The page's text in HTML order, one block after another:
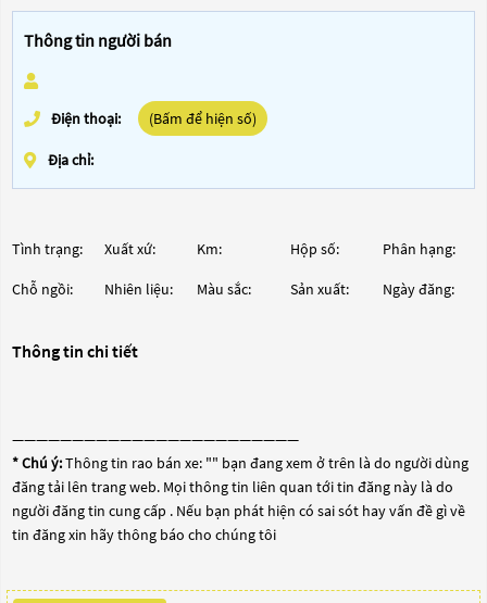
Thông tin người bán
Điện thoại: (Bấm để hiện số)
Địa chỉ:
Tình trạng: Xuất xứ: Km: Hộp số: Phân hạng:
Chỗ ngồi: Nhiên liệu: Màu sắc: Sản xuất: Ngày đăng:
Thông tin chi tiết
————————————————————————
* Chú ý:Thông tin rao bán xe: "" bạn đang xem ở trên là do người dùng
đăng tải lên trang web. Mọi thông tin liên quan tới tin đăng này là do
người đăng tin cung cấp . Nếu bạn phát hiện có sai sót hay vấn đề gì về
tin đăng xin hãy thông báo cho chúng tôi